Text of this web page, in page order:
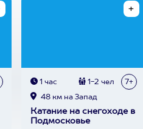
1 час 1-2 чел 7+
48 км на Запад
Катание на снегоходе в
Подмосковье